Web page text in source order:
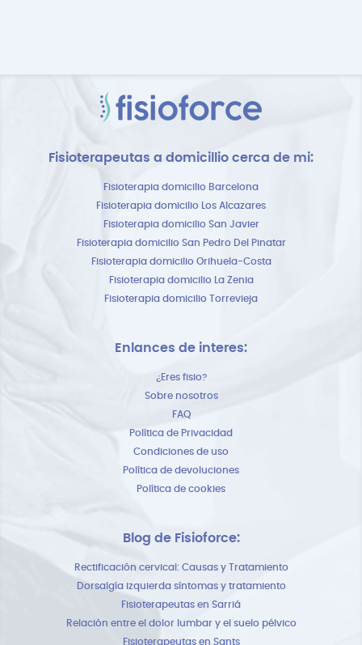
Fisioterapeutas a domicillio cerca de mi:
Fisioterapia domicilio Barcelona
Fisioterapia domicilio Los Alcazares
Fisioterapia domicilio San Javier
Fisioterapia domicilio San Pedro Del Pinatar
Fisioterapia domicilio Orihuela-Costa
Fisioterapia domicilio La Zenia
Fisioterapia domicilio Torrevieja
Enlances de interes:
¿Eres fisio?
Sobre nosotros
FAQ
Política de Privacidad
Condiciones de uso
Política de devoluciones
Política de cookies
Blog de Fisioforce:
Rectificación cervical: Causas y Tratamiento
Dorsalgía izquierda síntomas y tratamiento
Fisioterapeutas en Sarriá
Relación entre el dolor lumbar y el suelo pélvico
Fisioterapeutas en Sants